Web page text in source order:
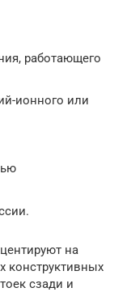
работающего
ионного или
на
конструктивных
сзади и